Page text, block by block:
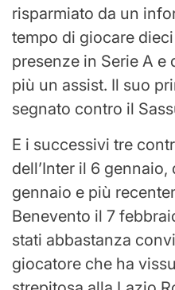
risparmiato da un
tempo di giocare
presenze in Serie A
più un assist. Il suo
segnato contro il
E i successivi tre
dell’Inter il 6
gennaio e più
Benevento il 7
stati abbastanza
giocatore che ha